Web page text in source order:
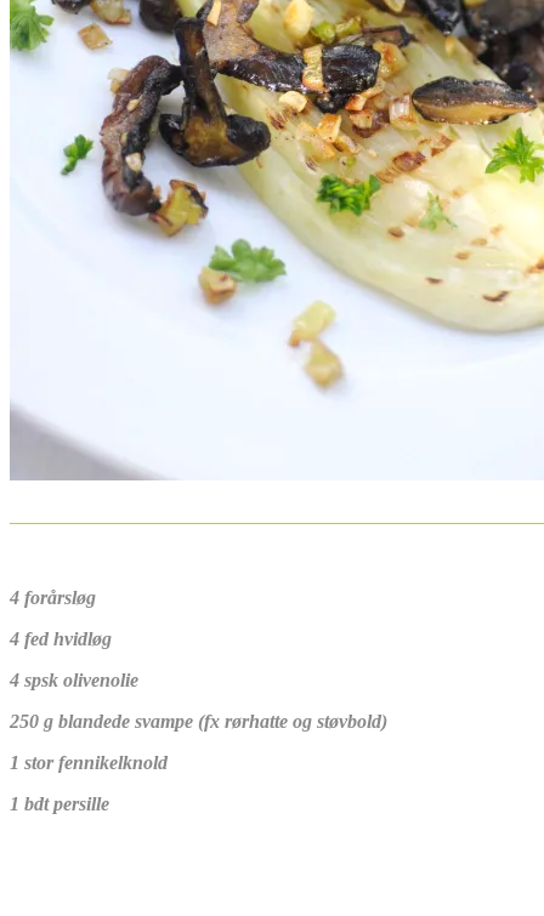
4 forårsløg
4 fed hvidløg
4 spsk olivenolie
250 g blandede svampe (fx rørhatte og støvbold)
1 stor fennikelknold
1 bdt persille